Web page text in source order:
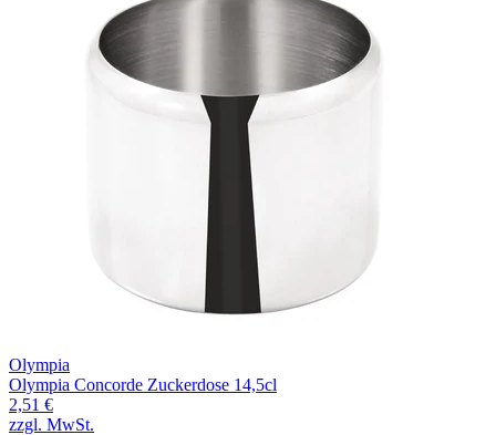
Olympia
Olympia Concorde Zuckerdose 14,5cl
2,51 €
zzgl. MwSt.